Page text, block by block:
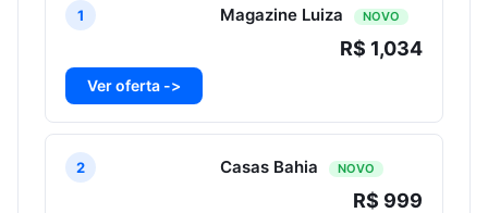
1 Magazine Luiza NOVO
R$ 1,034
Ver oferta ->
2 Casas Bahia NOVO
R$ 999